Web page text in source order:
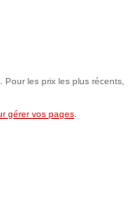
les prix les plus récents,
gérer vos pages